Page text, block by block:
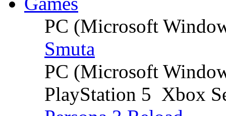
PC (Microsoft
Smuta
PC (Microsoft
PlayStation 5 Xbox